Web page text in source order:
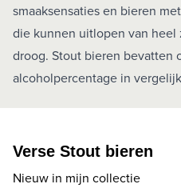
smaaksensaties en bieren
die kunnen uitlopen van
droog. Stout bieren bevatten
alcoholpercentage in
Verse Stout bieren
Nieuw in mijn collectie